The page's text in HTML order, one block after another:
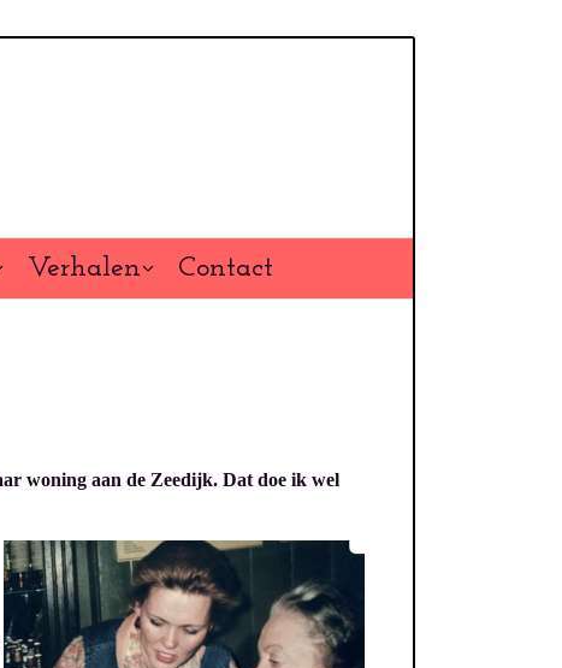
Verhalen Contact
woning aan de Zeedijk. Dat doe ik wel